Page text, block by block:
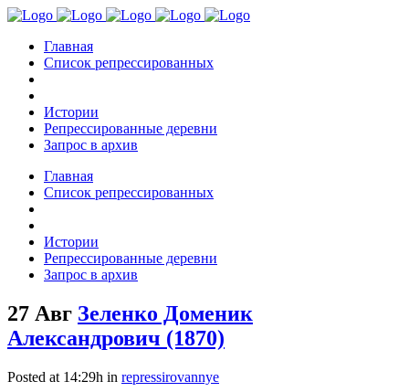
Главная
Список репрессированных
Истории
Репрессированные деревни
Запрос в архив
Главная
Список репрессированных
Истории
Репрессированные деревни
Запрос в архив
27 Авг Зеленко Доменик
Александрович (1870)
Posted at 14:29h in repressirovannye